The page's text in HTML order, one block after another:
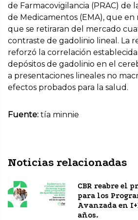
de Farmacovigilancia (PRAC) de
de Medicamentos (EMA), que
que se retiraran del mercado
contraste de gadolinio lineal. La
reforzó la correlación
depósitos de gadolinio en el
a presentaciones lineales no
efectos probados para la salud.
Fuente: tía minnie
Noticias relacionadas
CBR reabre el
para los
Avanzada en
años.